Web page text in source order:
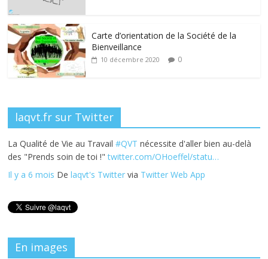
o
k
Carte d’orientation de la Société de la
Bienveillance
10 décembre 2020 0
laqvt.fr sur Twitter
La Qualité de Vie au Travail#QVT nécessite d'aller bien au-delà
des "Prends soin de toi !"twitter.com/OHoeffel/statu…
Il y a 6 mois Delaqvt's Twitter via Twitter Web App
En images